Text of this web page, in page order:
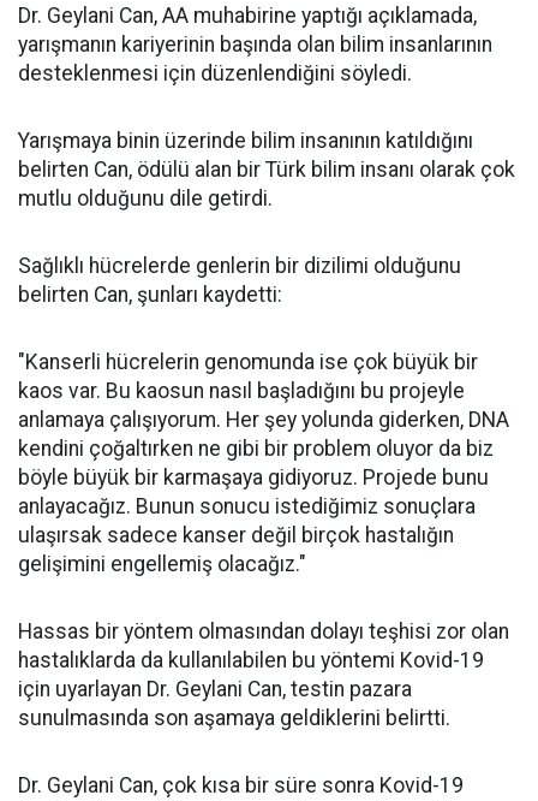
Dr. Geylani Can, AA muhabirine yaptığı açıklamada,
yarışmanın kariyerinin başında olan bilim insanlarının
desteklenmesi için düzenlendiğini söyledi.
Yarışmaya binin üzerinde bilim insanının katıldığını
belirten Can, ödülü alan bir Türk bilim insanı olarak çok
mutlu olduğunu dile getirdi.
Sağlıklı hücrelerde genlerin bir dizilimi olduğunu
belirten Can, şunları kaydetti:
"Kanserli hücrelerin genomunda ise çok büyük bir
kaos var. Bu kaosun nasıl başladığını bu projeyle
anlamaya çalışıyorum. Her şey yolunda giderken, DNA
kendini çoğaltırken ne gibi bir problem oluyor da biz
böyle büyük bir karmaşaya gidiyoruz. Projede bunu
anlayacağız. Bunun sonucu istediğimiz sonuçlara
ulaşırsak sadece kanser değil birçok hastalığın
gelişimini engellemiş olacağız."
Hassas bir yöntem olmasından dolayı teşhisi zor olan
hastalıklarda da kullanılabilen bu yöntemi Kovid-19
için uyarlayan Dr. Geylani Can, testin pazara
sunulmasında son aşamaya geldiklerini belirtti.
Dr. Geylani Can, çok kısa bir süre sonra Kovid-19